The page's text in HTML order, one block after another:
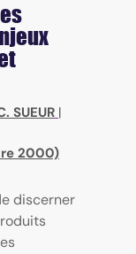
SUEUR |
2000)
discerner